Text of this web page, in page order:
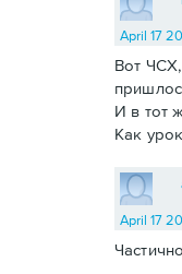
April 17
Вот
И в тот
Как
April 17